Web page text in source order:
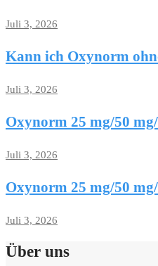
Juli 3, 2026
Kann ich Oxynorm
Juli 3, 2026
Oxynorm 25 mg/50
Juli 3, 2026
Oxynorm 25 mg/50
Juli 3, 2026
Über uns